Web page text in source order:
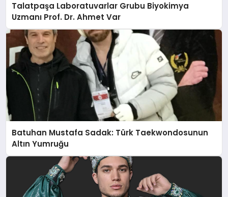
Talatpaşa Laboratuvarlar Grubu Biyokimya
Uzmanı Prof. Dr. Ahmet Var
Batuhan Mustafa Sadak: Türk Taekwondosunun
Altın Yumruğu